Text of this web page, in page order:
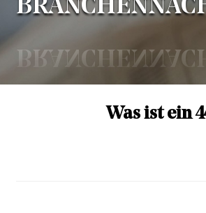
Was ist ein